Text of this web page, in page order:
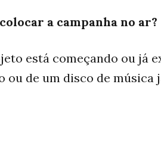
a campanha no ar?
está começando ou já
de um disco de música